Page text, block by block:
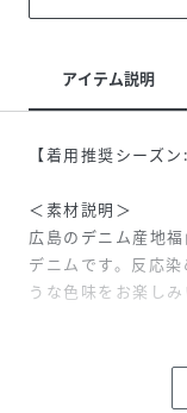
アイテム説明
【着用推奨シーズン
＜素材説明＞
広島のデニム産地
デニムです。反応
うな色味をお楽し
のショート丈です